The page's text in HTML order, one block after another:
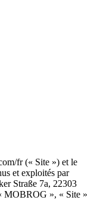
fr (« Site ») et le
et exploités par
Straße 7a, 22303
MOBROG », « Site »